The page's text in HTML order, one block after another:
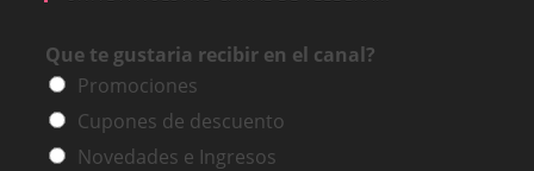
Que te gustaria recibir en el canal?
Promociones
Cupones de descuento
Novedades e Ingresos